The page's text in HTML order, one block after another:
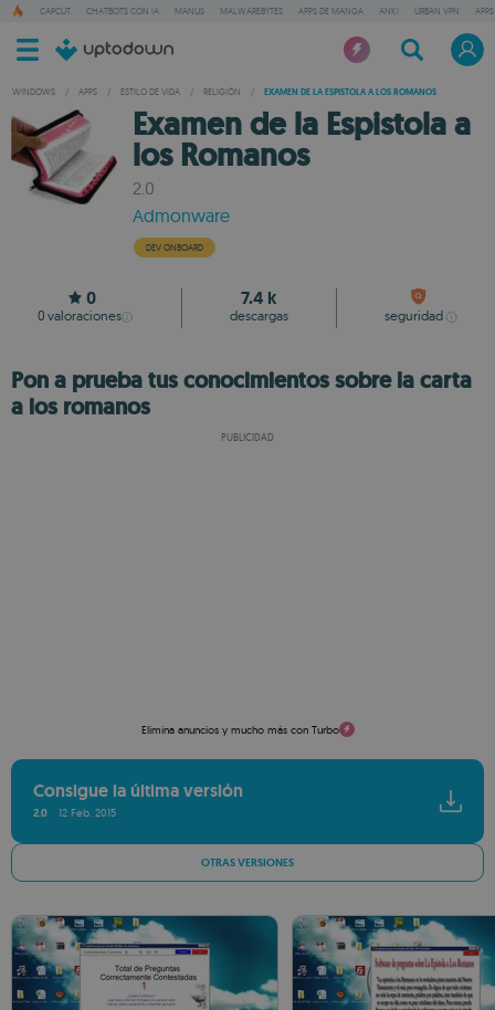
CAPCUT CHATBOTS CON IA MANUS MALWAREBYTES APPS DE MANGA ANKI URBAN VPN
WINDOWS / APPS / ESTILO DE VIDA / RELIGIÓN / EXAMEN DE LA ESPISTOLA A LOS ROMANOS
Examen de la Espistola a
los Romanos
2.0
Admonware
DEV ONBOARD
0
0 valoraciones
7.4 k
descargas seguridad
Pon a prueba tus conocimientos sobre la carta
a los romanos
PUBLICIDAD
Elimina anuncios y mucho más con Turbo
Consigue la última versión
2.0 12 Feb. 2015
OTRAS VERSIONES